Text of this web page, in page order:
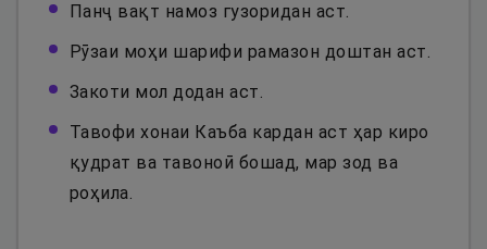
Панҷ вақт намоз гузоридан аст.
Рӯзаи моҳи шарифи рамазон доштан аст.
Закоти мол додан аст.
Тавофи хонаи Каъба кардан аст ҳар киро
қудрат ва тавоноӣ бошад, мар зод ва
роҳила.